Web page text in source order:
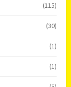
(115)
(30)
(1)
(1)